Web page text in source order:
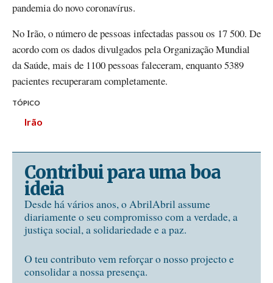
pandemia do novo coronavírus.
No Irão, o número de pessoas infectadas passou os 17 500. De
acordo com os dados divulgados pela Organização Mundial
da Saúde, mais de 1100 pessoas faleceram, enquanto 5389
pacientes recuperaram completamente.
TÓPICO
Irão
Contribui para uma boa
ideia
Desde há vários anos, o AbrilAbril assume
diariamente o seu compromisso com a verdade, a
justiça social, a solidariedade e a paz.
O teu contributo vem reforçar o nosso projecto e
consolidar a nossa presença.